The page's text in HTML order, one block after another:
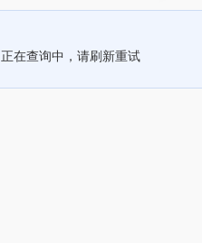
正在查询中，请刷新重试